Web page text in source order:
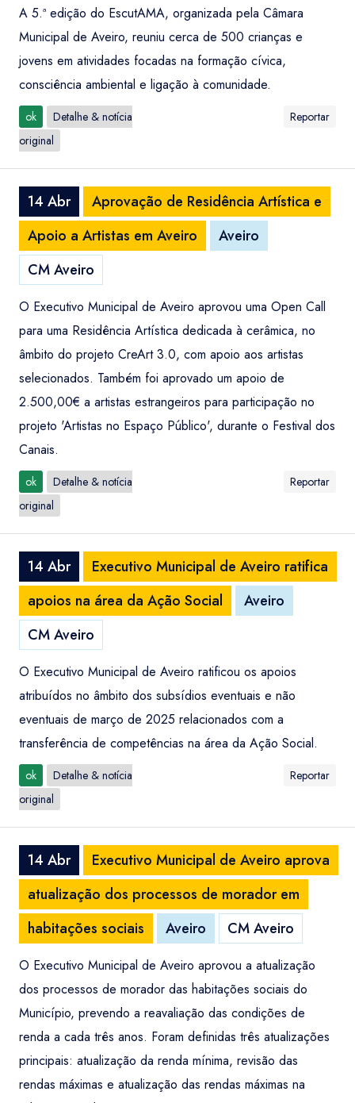
A 5.ª edição do EscutAMA, organizada pela Câmara
Municipal de Aveiro, reuniu cerca de 500 crianças e
jovens em atividades focadas na formação cívica,
consciência ambiental e ligação à comunidade.
ok
Detalhe & notícia
original
Reportar
14 Abr
Aprovação de Residência Artística e
Apoio a Artistas em Aveiro
Aveiro
CM Aveiro
O Executivo Municipal de Aveiro aprovou uma Open Call
para uma Residência Artística dedicada à cerâmica, no
âmbito do projeto CreArt 3.0, com apoio aos artistas
selecionados. Também foi aprovado um apoio de
2.500,00€ a artistas estrangeiros para participação no
projeto 'Artistas no Espaço Público', durante o Festival dos
Canais.
ok
Detalhe & notícia
original
Reportar
14 Abr
Executivo Municipal de Aveiro ratifica
apoios na área da Ação Social
Aveiro
CM Aveiro
O Executivo Municipal de Aveiro ratificou os apoios
atribuídos no âmbito dos subsídios eventuais e não
eventuais de março de 2025 relacionados com a
transferência de competências na área da Ação Social.
ok
Detalhe & notícia
original
Reportar
14 Abr
Executivo Municipal de Aveiro aprova
atualização dos processos de morador em
habitações sociais
Aveiro CM Aveiro
O Executivo Municipal de Aveiro aprovou a atualização
dos processos de morador das habitações sociais do
Município, prevendo a reavaliação das condições de
renda a cada três anos. Foram definidas três atualizações
principais: atualização da renda mínima, revisão das
rendas máximas e atualização das rendas máximas na